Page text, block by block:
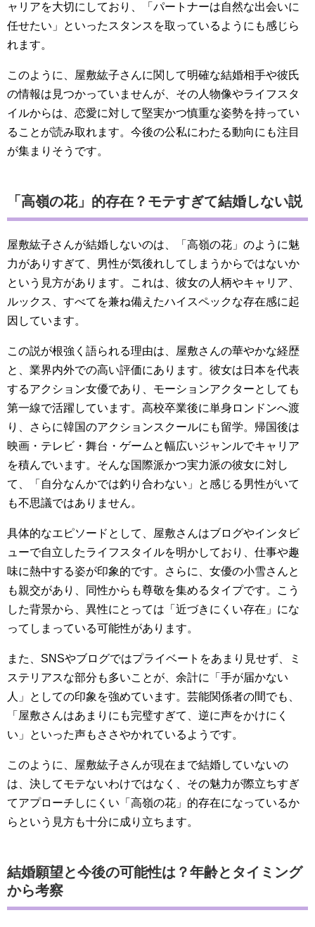
ャリアを大切にしており、「パートナーは自然な出会いに
任せたい」といったスタンスを取っているようにも感じら
れます。
このように、屋敷紘子さんに関して明確な結婚相手や彼氏
の情報は見つかっていませんが、その人物像やライフスタ
イルからは、恋愛に対して堅実かつ慎重な姿勢を持ってい
ることが読み取れます。今後の公私にわたる動向にも注目
が集まりそうです。
「高嶺の花」的存在？モテすぎて結婚しない説
屋敷紘子さんが結婚しないのは、「高嶺の花」のように魅
力がありすぎて、男性が気後れしてしまうからではないか
という見方があります。これは、彼女の人柄やキャリア、
ルックス、すべてを兼ね備えたハイスペックな存在感に起
因しています。
この説が根強く語られる理由は、屋敷さんの華やかな経歴
と、業界内外での高い評価にあります。彼女は日本を代表
するアクション女優であり、モーションアクターとしても
第一線で活躍しています。高校卒業後に単身ロンドンへ渡
り、さらに韓国のアクションスクールにも留学。帰国後は
映画・テレビ・舞台・ゲームと幅広いジャンルでキャリア
を積んでいます。そんな国際派かつ実力派の彼女に対し
て、「自分なんかでは釣り合わない」と感じる男性がいて
も不思議ではありません。
具体的なエピソードとして、屋敷さんはブログやインタビ
ューで自立したライフスタイルを明かしており、仕事や趣
味に熱中する姿が印象的です。さらに、女優の小雪さんと
も親交があり、同性からも尊敬を集めるタイプです。こう
した背景から、異性にとっては「近づきにくい存在」にな
ってしまっている可能性があります。
また、SNSやブログではプライベートをあまり見せず、ミ
ステリアスな部分も多いことが、余計に「手が届かない
人」としての印象を強めています。芸能関係者の間でも、
「屋敷さんはあまりにも完璧すぎて、逆に声をかけにく
い」といった声もささやかれているようです。
このように、屋敷紘子さんが現在まで結婚していないの
は、決してモテないわけではなく、その魅力が際立ちすぎ
てアプローチしにくい「高嶺の花」的存在になっているか
らという見方も十分に成り立ちます。
結婚願望と今後の可能性は？年齢とタイミング
から考察